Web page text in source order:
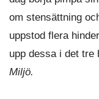
om stensättning
uppstod flera
upp dessa i det tre
Miljö.